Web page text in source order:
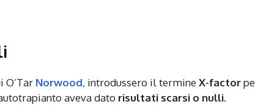
O’Tar Norwood, introdussero il termineX-factor
aveva dato risultati scarsi o nulli.